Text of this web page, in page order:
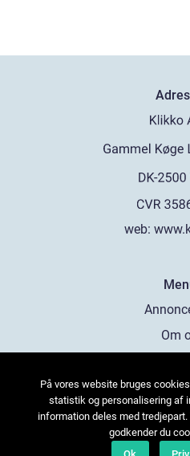
web:
Om
På vores website bruges
statistik og personalisering af
information deles med
godkender du